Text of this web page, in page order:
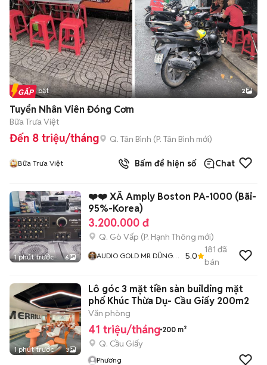
Tin nổi bật 2
Tuyển Nhân Viên Đóng Cơm
Bữa Trưa Việt
Đến 8 triệu/tháng Q. Tân Bình (P. Tân Bình mới)
Bữa Trưa Việt Bấm để hiện số Chat
1 phút trước 6
❤️❤️ XÃ Amply Boston PA-1000 (Bãi-
95%-Korea)
3.200.000 đ
Q. Gò Vấp (P. Hạnh Thông mới)
AUDIO GOLD MR DŨNG
5.0
181 đã
bán
1 phút trước 3
Lô góc 3 mặt tiền sàn building mặt
phố Khúc Thừa Dụ- Cầu Giấy 200m2
Văn phòng
41 triệu/tháng 200 m²
Q. Cầu Giấy
Phương